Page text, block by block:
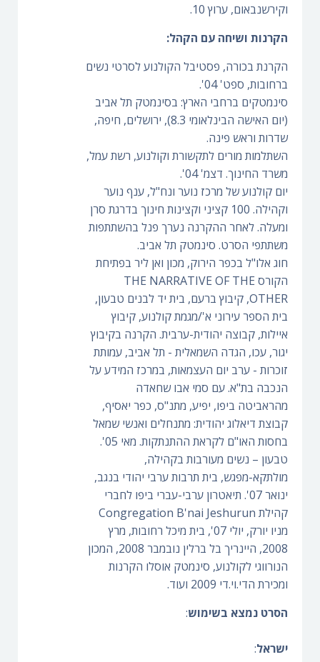
וקירשנבאום, ערוץ 10.
הקרנות ושיחה עם הקהל:
הקרנת בכורה, פסטיבל הקולנוע לסרטי נשים
ברחובות, ספט' 04'.
סינמטקים ברחבי הארץ: בסינמטק תל אביב
(יום האישה הבינלאומי 8.3), ירושלים, חיפה,
שדרות וראש פינה.
השתלמות מורים לתקשורת וקולנוע, רשת עמל,
משרד החינוך. דצמ' 04'.
יום קולנוע של מרכז נוער ונח"ל, ענף נוער
וקהילה. 100 קציני וקצינות חינוך בדרגת סרן
ומעלה. לאחר ההקרנה נערך פנל בהשתתפות
משתתפי הסרט. סינמטק תל אביב.
חוג אלו"ל בכפר הירוק, מכון ואן ליר בפתיחת
הקורס THE NARRATIVE OF THE
OTHER, קיבוץ ברעם, בית יד לבנים טבעון,
בית הספר עירוני א'/מגמת קולנוע, קיבוץ
איילות, קבוצה יהודית-ערבית. הקרנה בקיבוץ
יגור, עכו, הגדה השמאלית - תל אביב, עמותת
זוכרות - ערב יום העצמאות, במרכז המידע על
הנכבה בת"א. עם סמי אבו שחאדה
מהראביטה ביפו, יפיע, מתנ"ס, כפר יאסיף,
קבוצת דיאלוג יהודית: מתנחלים ואנשי שמאל
בחסות האו"ם לקראת ההתנתקות. מאי 05'.
טבעון – נשים מעורבות בקהילה,
מולתקא-מפגש, בית תרבות ערבי יהודי בנגב,
ינואר 07'. תיאטרון ערבי-עברי ביפו לחברי
קהילת Congregation B'nai Jeshurun
מניו יורק, יולי 07', בית מיכל רחובות, מרץ
2008, היינריך בל ברלין נובמבר 2008, המכון
הנורווגי לקולנוע, סינמטק אוסלו הקרנות
ומכירת הדי.וי.די 2009 ועוד.
הסרט נמצא בשימוש:
ישראל: